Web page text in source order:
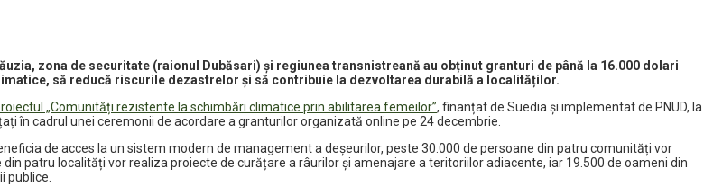
zona de securitate (raionul Dubăsari) și regiunea transnistreană au obținut granturi de până la 16.000 dolari
să reducă riscurile dezastrelor și să contribuie la dezvoltarea durabilă a localităților.
„Comunități rezistente la schimbări climatice prin abilitarea femeilor”, finanțat de Suedia și implementat de PNUD, la
în cadrul unei ceremonii de acordare a granturilor organizată online pe 24 decembrie.
de acces la un sistem modern de management a deșeurilor, peste 30.000 de persoane din patru comunități vor
patru localități vor realiza proiecte de curățare a râurilor și amenajare a teritoriilor adiacente, iar 19.500 de oameni din
publice.